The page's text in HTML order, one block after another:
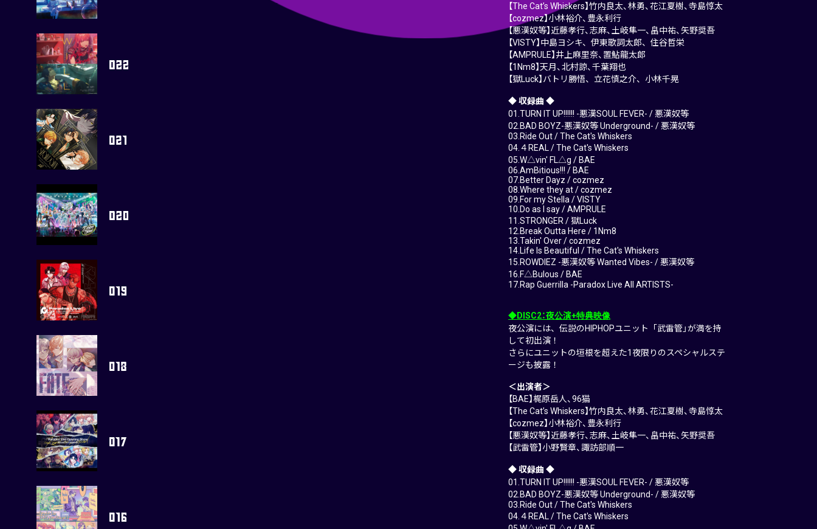
【The Cat’s Whiskers】竹内良太、林勇、花江夏樹、寺島惇太
【cozmez】小林裕介、豊永利行
【悪漢奴等】近藤孝行、志麻、土岐隼一、畠中祐、矢野奨吾
【VISTY】中島ヨシキ、伊東歌詞太郎、住谷哲栄
【AMPRULE】井上麻里奈、置鮎龍太郎
【1Nm8】天月、北村諒、千葉翔也
【獄Luck】バトリ勝悟、立花慎之介、小林千晃
◆ 収録曲 ◆
01.TURN IT UP!!!!!! -悪漢SOUL FEVER- / 悪漢奴等
02.BAD BOYZ-悪漢奴等 Underground- / 悪漢奴等
03.Ride Out / The Cat's Whiskers
04.４REAL / The Cat's Whiskers
05.W△vin' FL△g / BAE
06.AmBitious!!! / BAE
07.Better Dayz / cozmez
08.Where they at / cozmez
09.For my Stella / VISTY
10.Do as I say / AMPRULE
11.STRONGER / 獄Luck
12.Break Outta Here / 1Nm8
13.Takin' Over / cozmez
14.Life Is Beautiful / The Cat's Whiskers
15.ROWDIEZ -悪漢奴等 Wanted Vibes- / 悪漢奴等
16.F△Bulous / BAE
17.Rap Guerrilla -Paradox Live All ARTISTS-
◆DISC2：夜公演+特典映像
夜公演には、伝説のHIPHOPユニット「武雷管」が満を持
して初出演！
さらにユニットの垣根を超えた1夜限りのスペシャルステ
ージも披露！
＜出演者＞
【BAE】梶原岳人、96猫
【The Cat’s Whiskers】竹内良太、林勇、花江夏樹、寺島惇太
【cozmez】小林裕介、豊永利行
【悪漢奴等】近藤孝行、志麻、土岐隼一、畠中祐、矢野奨吾
【武雷管】小野賢章、諏訪部順一
◆ 収録曲 ◆
01.TURN IT UP!!!!!! -悪漢SOUL FEVER- / 悪漢奴等
02.BAD BOYZ-悪漢奴等 Underground- / 悪漢奴等
03.Ride Out / The Cat's Whiskers
04.４REAL / The Cat's Whiskers